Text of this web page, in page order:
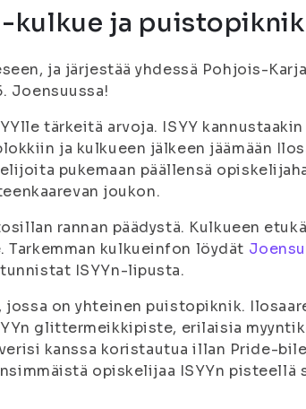
kulkue ja puistopiknik
ja järjestää yhdessä Pohjois-
Joensuussa!
tärkeitä arvoja. ISYY
ja kulkueen jälkeen jäämään
pukemaan päällensä
joukon.
rannan päädystä. Kulkueen
kulkueinfon löydät
ISYYn-lipusta.
jossa on yhteinen puistopiknik.
glittermeikkipiste, erilaisia
kanssa koristautua illan Pride-
opiskelijaa ISYYn pisteellä